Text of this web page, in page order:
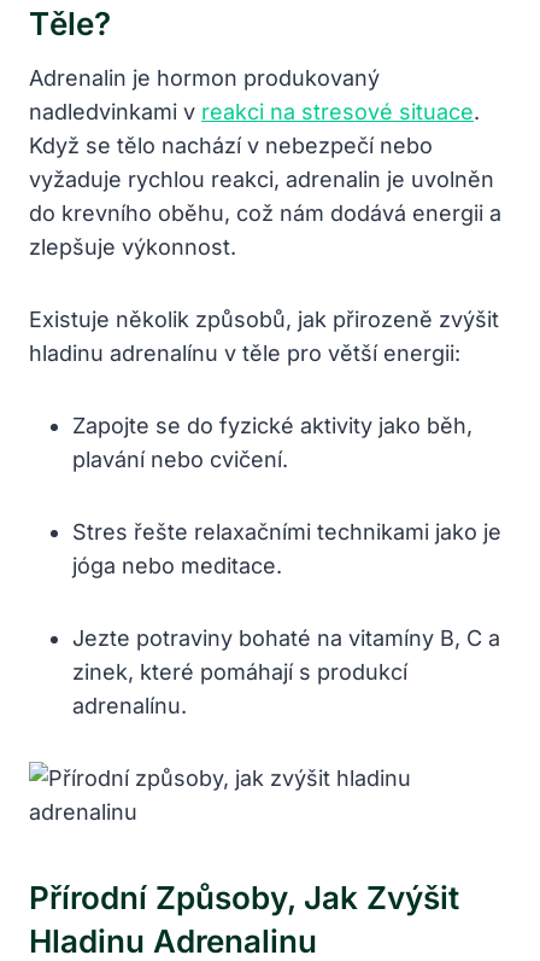
Těle?
Adrenalin je hormon produkovaný
nadledvinkami v reakci na stresové situace.
Když se tělo nachází v nebezpečí nebo
vyžaduje rychlou reakci, adrenalin je uvolněn
do krevního oběhu, což nám dodává energii a
zlepšuje výkonnost.
Existuje několik způsobů, jak přirozeně zvýšit
hladinu adrenalínu v těle pro větší energii:
Zapojte se do fyzické aktivity jako běh,
plavání nebo cvičení.
Stres řešte relaxačními technikami jako je
jóga nebo meditace.
Jezte potraviny bohaté na vitamíny B, C a
zinek, které pomáhají s produkcí
adrenalínu.
Přírodní Způsoby, Jak Zvýšit
Hladinu Adrenalinu